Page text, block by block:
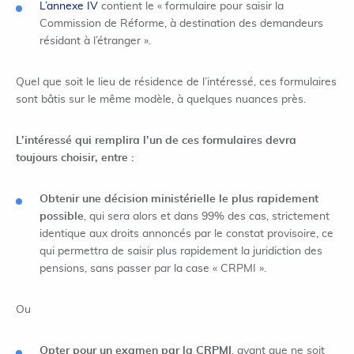
L’annexe IV contient le « formulaire pour saisir la
Commission de Réforme, à destination des demandeurs
résidant à l’étranger ».
Quel que soit le lieu de résidence de l’intéressé, ces formulaires
sont bâtis sur le même modèle, à quelques nuances près.
L’intéressé qui remplira l’un de ces formulaires devra
toujours choisir, entre :
Obtenir une décision ministérielle le plus rapidement
possible, qui sera alors et dans 99% des cas, strictement
identique aux droits annoncés par le constat provisoire, ce
qui permettra de saisir plus rapidement la juridiction des
pensions, sans passer par la case « CRPMI ».
Ou
Opter pour un examen par la CRPMI , avant que ne soit